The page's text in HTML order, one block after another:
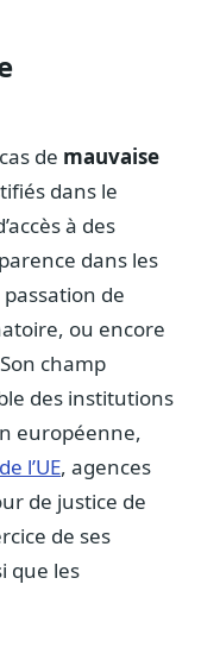
contenus
numérique…
incluse
de mauvaise
dans le
à des
dans les
de
ou encore
champ
des institutions
européenne,
l’UE, agences
de justice de
de ses
que les